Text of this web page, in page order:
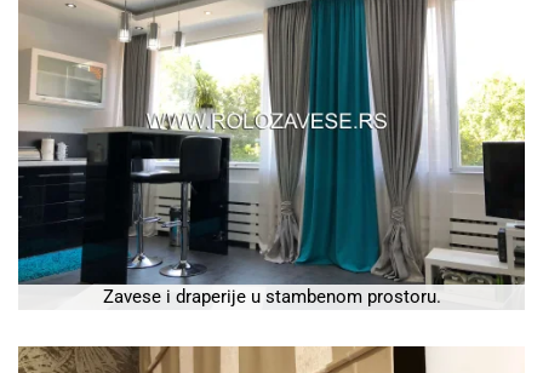
Zavese i draperije u stambenom prostoru.